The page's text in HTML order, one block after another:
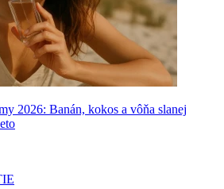
2026: Banán, kokos a vôňa slanej